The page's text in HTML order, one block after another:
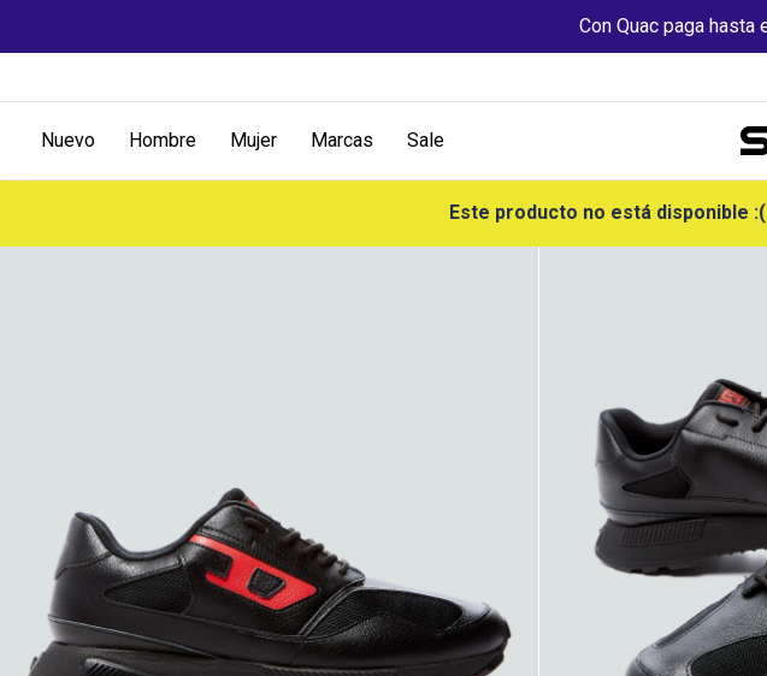
Con Quac paga hasta
Nuevo Hombre Mujer Marcas Sale
Este producto no está disponible